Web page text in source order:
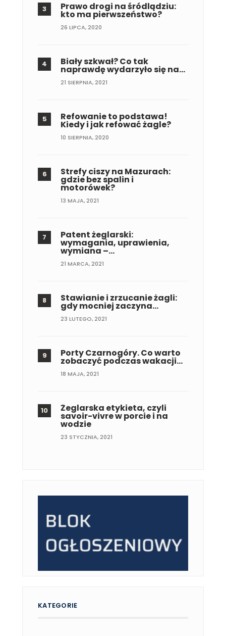
Prawo drogi na śródlądziu:
kto ma pierwszeństwo?
26 LIPCA, 2020
Biały szkwał? Co tak
naprawdę wydarzyło się na…
21 SIERPNIA, 2021
Refowanie to podstawa!
Kiedy i jak refować żagle?
10 SIERPNIA, 2020
Strefy ciszy na Mazurach:
gdzie bez spalin i
motorówek?
13 MAJA, 2021
Patent żeglarski:
wymagania, uprawienia,
wymiana –…
21 MARCA, 2021
Stawianie i zrzucanie żagli:
gdy mocniej zaczyna…
23 LUTEGO, 2021
Porty Czarnogóry. Co warto
zobaczyć podczas wakacji…
18 MAJA, 2021
Żeglarska etykieta, czyli
savoir-vivre w porcie i na
wodzie
23 STYCZNIA, 2021
KATEGORIE